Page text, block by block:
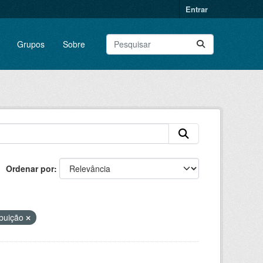
Entrar
Grupos Sobre
Ordenar por